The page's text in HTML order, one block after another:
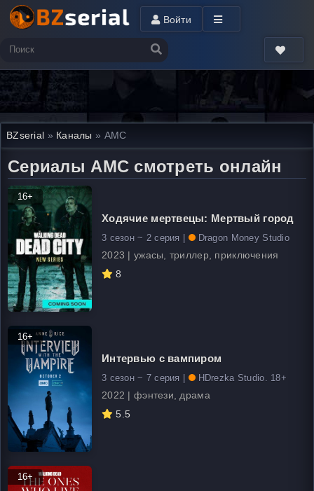
Войти
BZserial » Каналы » AMC
Сериалы AMC смотреть онлайн
16+
Ходячие мертвецы: Мертвый город
3 сезон ~ 2 серия | Dragon Money Studio
2023 | ужасы, триллер, приключения
8
16+
Интервью с вампиром
3 сезон ~ 7 серия | HDrezka Studio. 18+
2022 | фэнтези, драма
5.5
16+